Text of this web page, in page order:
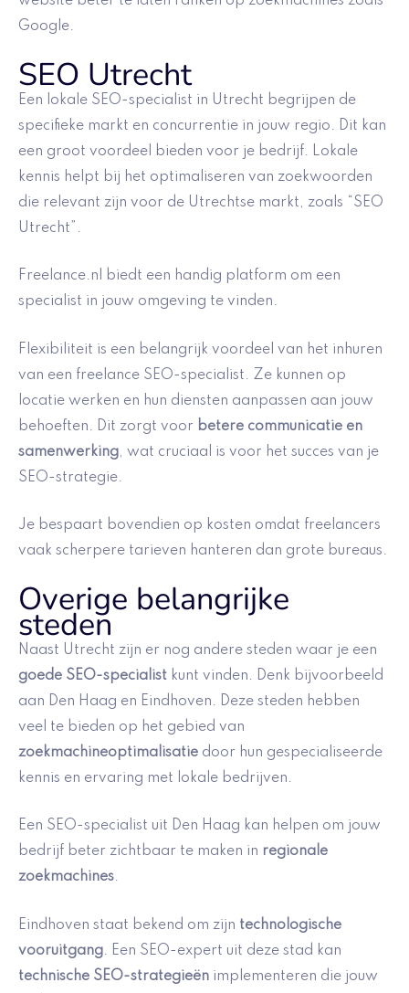
Google.
SEO Utrecht
Een lokale SEO-specialist in Utrecht begrijpen de
specifieke markt en concurrentie in jouw regio. Dit kan
een groot voordeel bieden voor je bedrijf. Lokale
kennis helpt bij het optimaliseren van zoekwoorden
die relevant zijn voor de Utrechtse markt, zoals “SEO
Utrecht”.
Freelance.nl biedt een handig platform om een
specialist in jouw omgeving te vinden.
Flexibiliteit is een belangrijk voordeel van het inhuren
van een freelance SEO-specialist. Ze kunnen op
locatie werken en hun diensten aanpassen aan jouw
behoeften. Dit zorgt voor betere communicatie en
samenwerking, wat cruciaal is voor het succes van je
SEO-strategie.
Je bespaart bovendien op kosten omdat freelancers
vaak scherpere tarieven hanteren dan grote bureaus.
Overige belangrijke
steden
Naast Utrecht zijn er nog andere steden waar je een
goede SEO-specialist kunt vinden. Denk bijvoorbeeld
aan Den Haag en Eindhoven. Deze steden hebben
veel te bieden op het gebied van
zoekmachineoptimalisatie door hun gespecialiseerde
kennis en ervaring met lokale bedrijven.
Een SEO-specialist uit Den Haag kan helpen om jouw
bedrijf beter zichtbaar te maken in regionale
zoekmachines.
Eindhoven staat bekend om zijn technologische
vooruitgang. Een SEO-expert uit deze stad kan
technische SEO-strategieën implementeren die jouw